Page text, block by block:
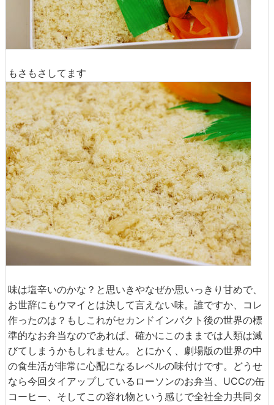
もさもさしてます
味は塩辛いのかな？と思いきやなぜか思いっきり甘めで、
お世辞にもウマイとは決して言えない味。誰ですか、コレ
作ったのは？もしこれがセカンドインパクト後の世界の標
準的なお弁当なのであれば、確かにこのままでは人類は滅
びてしまうかもしれません。とにかく、劇場版の世界の中
の食生活が非常に心配になるレベルの味付けです。どうせ
なら今回タイアップしているローソンのお弁当、UCCの缶
コーヒー、そしてこの容れ物という感じで全社全力共同タ